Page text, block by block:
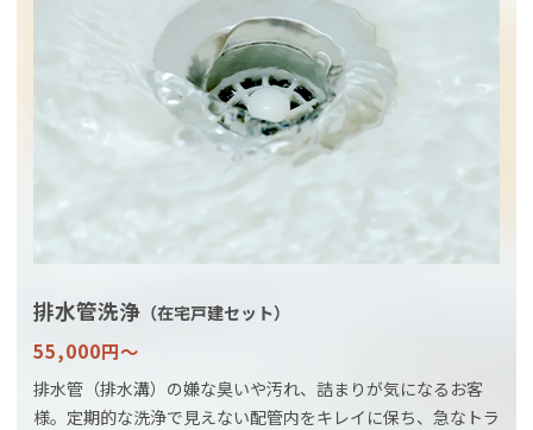
排水管洗浄 （在宅戸建セット）
55,000円〜
排水管（排水溝）の嫌な臭いや汚れ、詰まりが気になるお客
様。定期的な洗浄で見えない配管内をキレイに保ち、急なトラ